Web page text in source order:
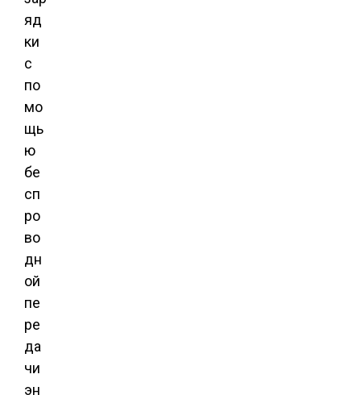
яд
ки
с
по
мо
щь
ю
бе
сп
ро
во
дн
ой
пе
ре
да
чи
эн